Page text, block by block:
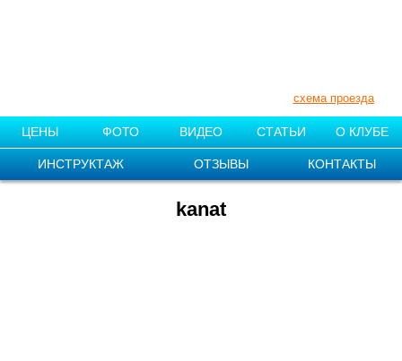
схема проезда
ЦЕНЫ ФОТО ВИДЕО СТАТЬИ О КЛУБЕ
ИНСТРУКТАЖ ОТЗЫВЫ КОНТАКТЫ
kanat